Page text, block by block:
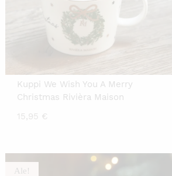
Kuppi We Wish You A Merry
Christmas Rivièra Maison
15,95 €
Ale!